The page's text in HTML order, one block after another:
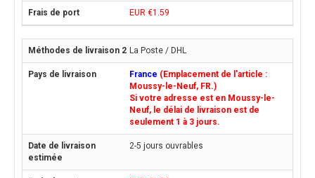
EUR €1.59
La Poste / DHL
France (Emplacement de l'article :
Moussy-le-Neuf, FR.)
Si votre adresse est en Moussy-le-
Neuf, le délai de livraison est de
seulement 1 à 3 jours.
2-5 jours ouvrables